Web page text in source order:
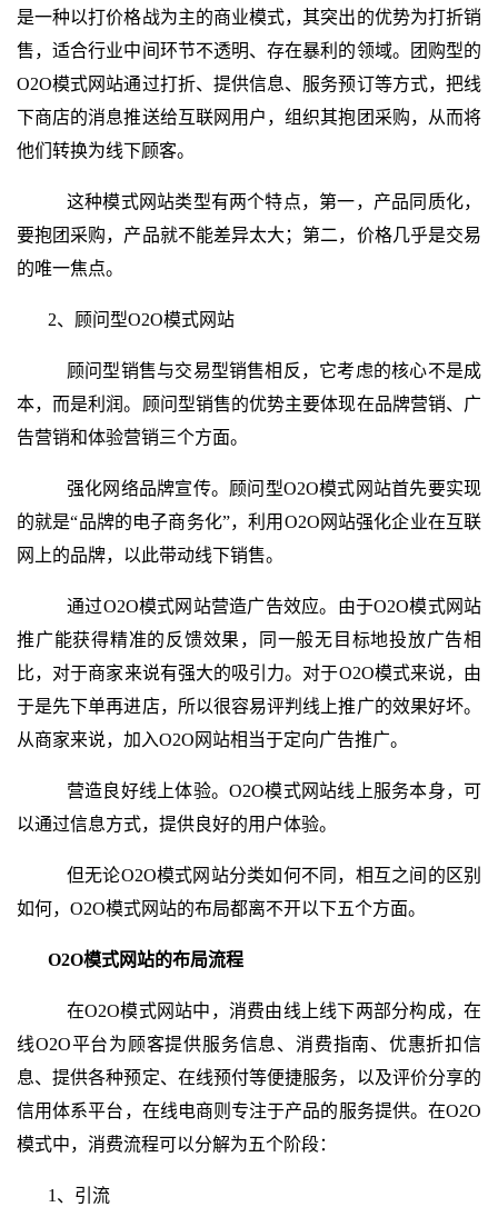
是一种以打价格战为主的商业模式，其突出的优势为打折销
售，适合行业中间环节不透明、存在暴利的领域。团购型的
O2O模式网站通过打折、提供信息、服务预订等方式，把线
下商店的消息推送给互联网用户，组织其抱团采购，从而将
他们转换为线下顾客。
这种模式网站类型有两个特点，第一，产品同质化，
要抱团采购，产品就不能差异太大；第二，价格几乎是交易
的唯一焦点。
2、顾问型O2O模式网站
顾问型销售与交易型销售相反，它考虑的核心不是成
本，而是利润。顾问型销售的优势主要体现在品牌营销、广
告营销和体验营销三个方面。
强化网络品牌宣传。顾问型O2O模式网站首先要实现
的就是“品牌的电子商务化”，利用O2O网站强化企业在互联
网上的品牌，以此带动线下销售。
通过O2O模式网站营造广告效应。由于O2O模式网站
推广能获得精准的反馈效果，同一般无目标地投放广告相
比，对于商家来说有强大的吸引力。对于O2O模式来说，由
于是先下单再进店，所以很容易评判线上推广的效果好坏。
从商家来说，加入O2O网站相当于定向广告推广。
营造良好线上体验。O2O模式网站线上服务本身，可
以通过信息方式，提供良好的用户体验。
但无论O2O模式网站分类如何不同，相互之间的区别
如何，O2O模式网站的布局都离不开以下五个方面。
O2O模式网站的布局流程
在O2O模式网站中，消费由线上线下两部分构成，在
线O2O平台为顾客提供服务信息、消费指南、优惠折扣信
息、提供各种预定、在线预付等便捷服务，以及评价分享的
信用体系平台，在线电商则专注于产品的服务提供。在O2O
模式中，消费流程可以分解为五个阶段：
1、引流